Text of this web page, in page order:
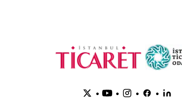
• • • •